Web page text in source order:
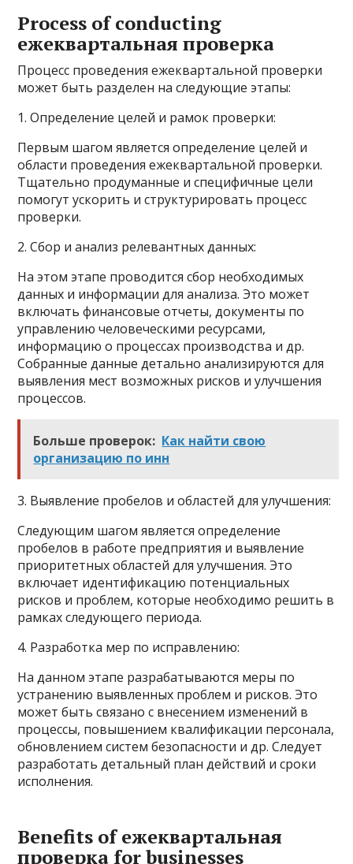
Process of conducting
ежеквартальная проверка
Процесс проведения ежеквартальной проверки
может быть разделен на следующие этапы:
1. Определение целей и рамок проверки:
Первым шагом является определение целей и
области проведения ежеквартальной проверки.
Тщательно продуманные и специфичные цели
помогут ускорить и структурировать процесс
проверки.
2. Сбор и анализ релевантных данных:
На этом этапе проводится сбор необходимых
данных и информации для анализа. Это может
включать финансовые отчеты, документы по
управлению человеческими ресурсами,
информацию о процессах производства и др.
Собранные данные детально анализируются для
выявления мест возможных рисков и улучшения
процессов.
Больше проверок: Как найти свою
организацию по инн
3. Выявление пробелов и областей для улучшения:
Следующим шагом является определение
пробелов в работе предприятия и выявление
приоритетных областей для улучшения. Это
включает идентификацию потенциальных
рисков и проблем, которые необходимо решить в
рамках следующего периода.
4. Разработка мер по исправлению:
На данном этапе разрабатываются меры по
устранению выявленных проблем и рисков. Это
может быть связано с внесением изменений в
процессы, повышением квалификации персонала,
обновлением систем безопасности и др. Следует
разработать детальный план действий и сроки
исполнения.
Benefits of ежеквартальная
проверка for businesses